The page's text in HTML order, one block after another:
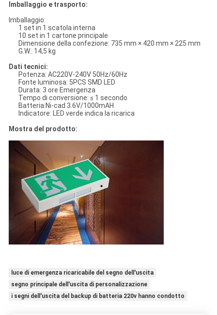
Imballaggio e trasporto:
Imballaggio:
1 set in 1 scatola interna
10 set in 1 cartone principale
Dimensione della confezione: 735 mm × 420 mm × 225 mm
G.W.: 14,5 kg
Dati tecnici:
Potenza: AC220V-240V 50Hz/60Hz
Fonte luminosa: 5PCS SMD LED
Durata: 3 ore Emergenza
Tempo di conversione: ≤ 1 secondo
Batteria:Ni-cad 3.6V/1000mAH
Indicatore: LED verde indica la ricarica
Mostra del prodotto:
luce di emergenza ricaricabile del segno dell'uscita
segno principale dell'uscita di personalizzazione
i segni dell'uscita del backup di batteria 220v hanno condotto